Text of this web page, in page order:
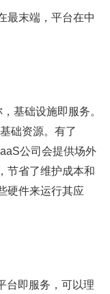
最末端，平台在中
基础设施即服务。
础资源。有了
公司会提供场外
节省了维护成本和
硬件来运行其应
台即服务，可以理